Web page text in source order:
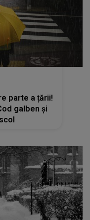
parte a țării!
galben și